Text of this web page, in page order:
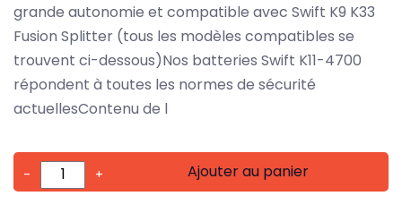
grande autonomie et compatible avec Swift K9 K33
Fusion Splitter (tous les modèles compatibles se
trouvent ci-dessous)Nos batteries Swift K11-4700
répondent à toutes les normes de sécurité
actuellesContenu de l
- + Ajouter au panier